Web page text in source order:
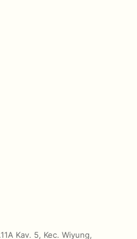
Kav. 5, Kec. Wiyung,